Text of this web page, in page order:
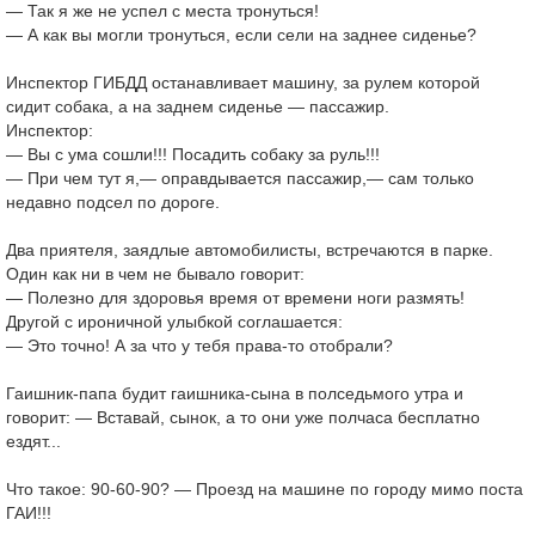
— Так я же не успел с места тронуться!
— А как вы могли тронуться, если сели на заднее сиденье?
Инспектор ГИБДД останавливает машину, за рулем которой
сидит собака, а на заднем сиденье — пассажир.
Инспектор:
— Вы с ума сошли!!! Посадить собаку за руль!!!
— При чем тут я,— оправдывается пассажир,— сам только
недавно подсел по дороге.
Два приятеля, заядлые автомобилисты, встречаются в парке.
Один как ни в чем не бывало говорит:
— Полезно для здоровья время от времени ноги размять!
Другой с ироничной улыбкой соглашается:
— Это точно! А за что у тебя права-то отобрали?
Гаишник-папа будит гаишника-сына в полседьмого утра и
говорит: — Вставай, сынок, а то они уже полчаса бесплатно
ездят...
Что такое: 90-60-90? — Проезд на машине по городу мимо поста
ГАИ!!!